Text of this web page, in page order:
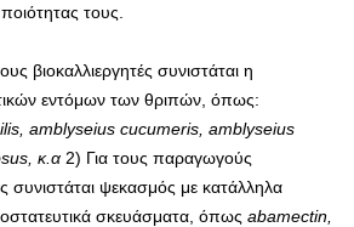
τους.
βιοκαλλιεργητές συνιστάται η
εντόμων των θριπών, όπως:
amblyseius cucumeris amblyseius
, κ.α 2) Για τους παραγωγούς
συνιστάται ψεκασμός με κατάλληλα
σκευάσματα, όπως abamectin